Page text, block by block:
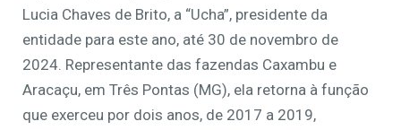
Lucia Chaves de Brito, a “Ucha”, presidente da
entidade para este ano, até 30 de novembro de
2024. Representante das fazendas Caxambu e
Aracaçu, em Três Pontas (MG), ela retorna à função
que exerceu por dois anos, de 2017 a 2019,